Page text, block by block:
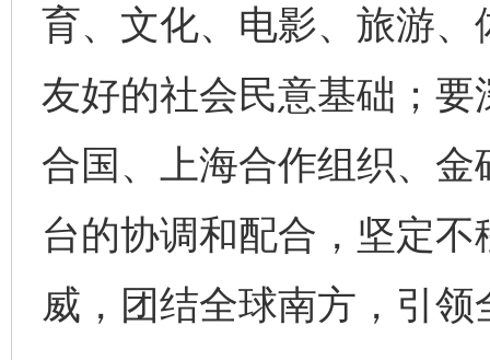
育、文化、电影、旅游
友好的社会民意基础；
合国、上海合作组织、
台的协调和配合，坚定
威，团结全球南方，引